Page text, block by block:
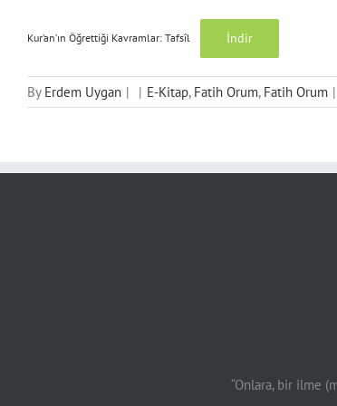
Kur’an’ın Öğrettiği Kavramlar: Tafsîl İndir
By Erdem Uygan | | E-Kitap, Fatih Orum, Fatih Orum |
“Onlara, bir ilme